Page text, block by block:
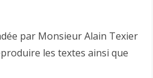
par Monsieur Alain Texier
les textes ainsi que